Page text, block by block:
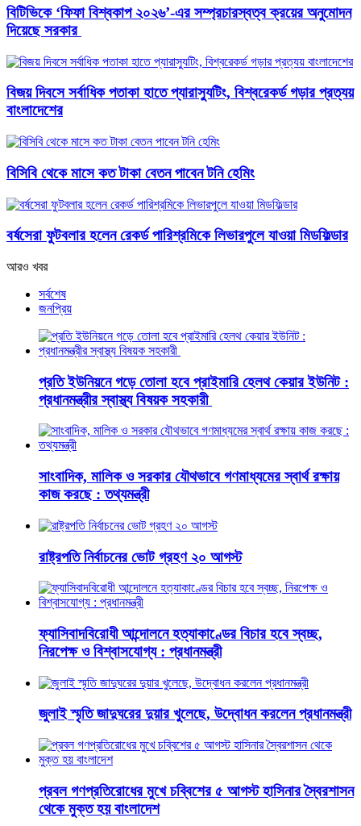
বিটিভিকে ‘ফিফা বিশ্বকাপ ২০২৬’-এর সম্প্রচারস্বত্ব ক্রয়ের অনুমোদন
দিয়েছে সরকার
বিজয় দিবসে সর্বাধিক পতাকা হাতে প্যারাস্যুটিং, বিশ্বরেকর্ড গড়ার প্রত্যয়
বাংলাদেশের
বিসিবি থেকে মাসে কত টাকা বেতন পাবেন টনি হেমিং
বর্ষসেরা ফুটবলার হলেন রেকর্ড পারিশ্রমিকে লিভারপুলে যাওয়া মিডফিল্ডার
আরও খবর
সর্বশেষ
জনপ্রিয়
প্রতি ইউনিয়নে গড়ে তোলা হবে প্রাইমারি হেলথ কেয়ার ইউনিট :
প্রধানমন্ত্রীর স্বাস্থ্য বিষয়ক সহকারী
সাংবাদিক, মালিক ও সরকার যৌথভাবে গণমাধ্যমের স্বার্থ রক্ষায়
কাজ করছে : তথ্যমন্ত্রী
রাষ্ট্রপতি নির্বাচনের ভোট গ্রহণ ২০ আগস্ট
ফ্যাসিবাদবিরোধী আন্দোলনে হত্যাকাণ্ডের বিচার হবে স্বচ্ছ,
নিরপেক্ষ ও বিশ্বাসযোগ্য : প্রধানমন্ত্রী
জুলাই স্মৃতি জাদুঘরের দুয়ার খুলেছে, উদ্বোধন করলেন প্রধানমন্ত্রী
প্রবল গণপ্রতিরোধের মুখে চব্বিশের ৫ আগস্ট হাসিনার স্বৈরশাসন
থেকে মুক্ত হয় বাংলাদেশ